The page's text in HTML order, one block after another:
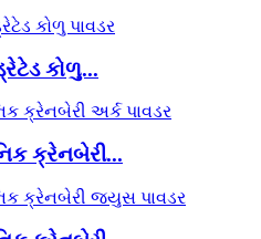
કોળુ...
ક્રેનબેરી...